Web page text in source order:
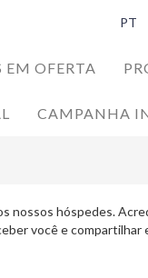
PT
EM OFERTA
CAMPANHA
nossos hóspedes.
você e